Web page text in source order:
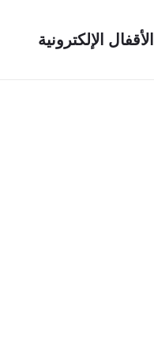
الأقفال الإلكترونية